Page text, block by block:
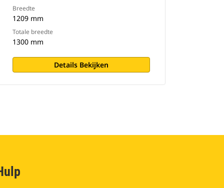
Breedte
1209 mm
Totale breedte
1300 mm
Details Bekijken